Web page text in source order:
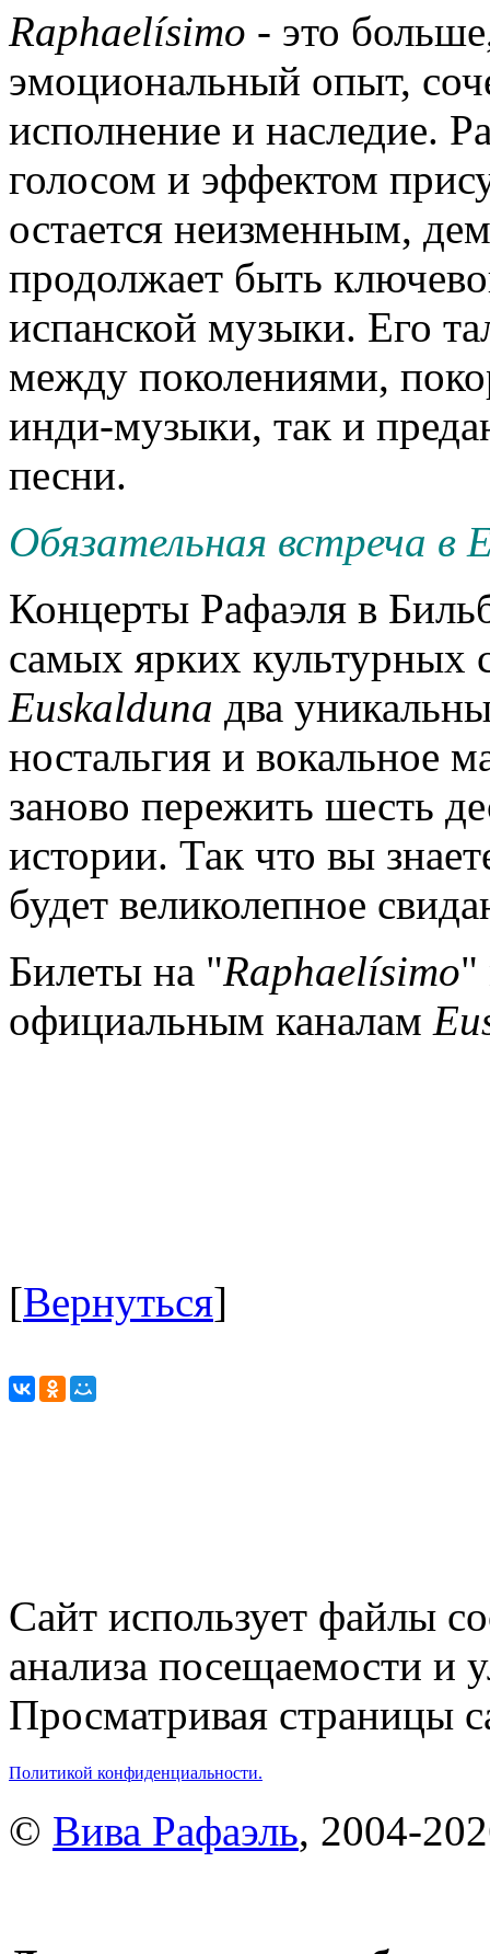
Raphaelísimo - это
эмоциональный опыт,
исполнение и наследие.
голосом и эффектом
остается неизменным,
продолжает быть
испанской музыки. Его
между поколениями,
инди-музыки, так и
песни.
Обязательная встреча в
Концерты Рафаэля в
самых ярких культурных
Euskalduna два
ностальгия и вокальное
заново пережить шесть
истории. Так что вы
будет великолепное
Билеты на "Raphaelísimo"
официальным каналам
[Вернуться]
Сайт использует файлы
анализа посещаемости и
Просматривая страницы
Политикой конфиденциальности.
© Вива Рафаэль, 2004-